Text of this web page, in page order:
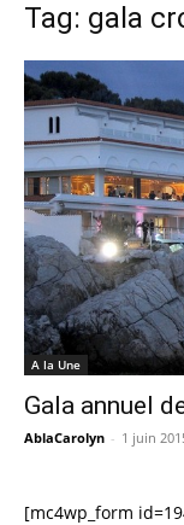
Tag: gala
A la Une
Gala annuel
AblaCarolyn - 1 juin
[mc4wp_form